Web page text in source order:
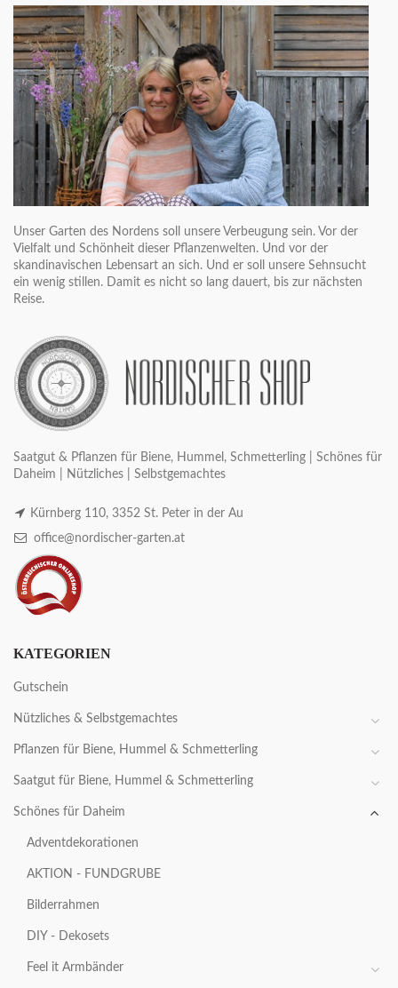
Unser Garten des Nordens soll unsere Verbeugung sein. Vor der
Vielfalt und Schönheit dieser Pflanzenwelten. Und vor der
skandinavischen Lebensart an sich. Und er soll unsere Sehnsucht
ein wenig stillen. Damit es nicht so lang dauert, bis zur nächsten
Reise.
Saatgut & Pflanzen für Biene, Hummel, Schmetterling | Schönes für
Daheim | Nützliches | Selbstgemachtes
Kürnberg 110, 3352 St. Peter in der Au
office@nordischer-garten.at
KATEGORIEN
Gutschein
Nützliches & Selbstgemachtes
Pflanzen für Biene, Hummel & Schmetterling
Saatgut für Biene, Hummel & Schmetterling
Schönes für Daheim
Adventdekorationen
AKTION - FUNDGRUBE
Bilderrahmen
DIY - Dekosets
Feel it Armbänder